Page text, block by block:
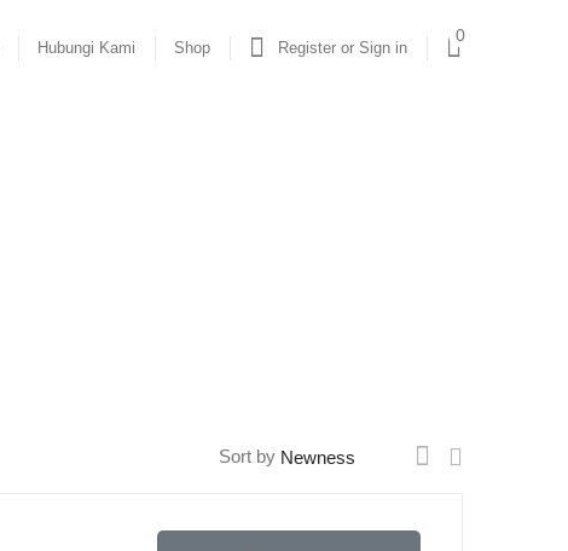
Hubungi Kami Shop Register or Sign in
0
Sort by